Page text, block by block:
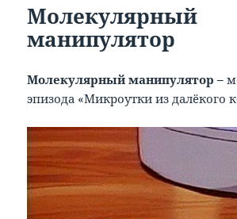
Молекулярный
манипулятор
Молекулярный манипулятор –
эпизода «Микроутки из далёкого